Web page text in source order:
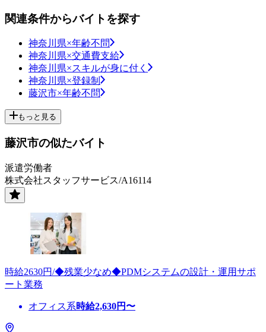
関連条件からバイトを探す
神奈川県×年齢不問
神奈川県×交通費支給
神奈川県×スキルが身に付く
神奈川県×登録制
藤沢市×年齢不問
もっと見る
藤沢市の似たバイト
派遣労働者
株式会社スタッフサービス/A16114
時給2630円/◆残業少なめ◆PDMシステムの設計・運用サポ
ート業務
オフィス系時給2,630円〜